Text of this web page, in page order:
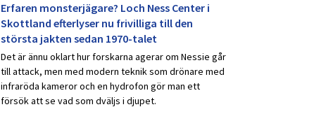
Erfaren monsterjägare? Loch Ness Center i
Skottland efterlyser nu frivilliga till den
största jakten sedan 1970-talet
Det är ännu oklart hur forskarna agerar om Nessie går
till attack, men med modern teknik som drönare med
infraröda kameror och en hydrofon gör man ett
försök att se vad som dväljs i djupet.